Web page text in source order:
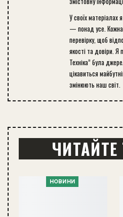
У своїх матеріалах
— понад усе. Кожна
перевірку, щоб
якості та довіри. Я
Техніка” була
цікавиться
змінюють наш світ.
НОВИНИ